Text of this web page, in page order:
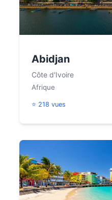
Abidjan
Côte d'Ivoire
Afrique
⭐ 218 vues